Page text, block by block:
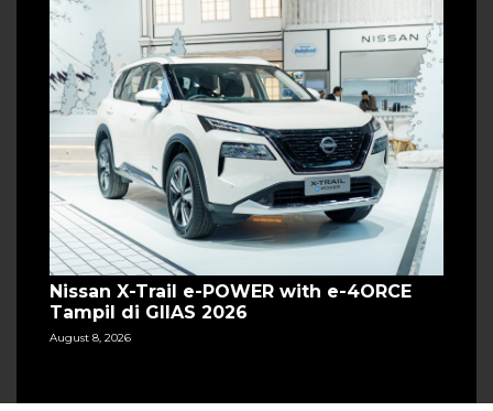
Nissan X-Trail e-POWER with e-4ORCE
Tampil di GIIAS 2026
August 8, 2026